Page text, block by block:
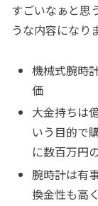
すごいなぁと思
うな内容になり
機械式腕時
価
大金持ちは
いう目的で
に数百万円
腕時計は有
換金性も高